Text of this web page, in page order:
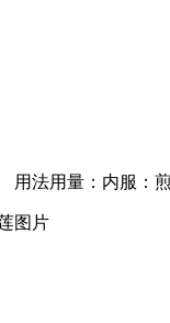
法用量：内服：